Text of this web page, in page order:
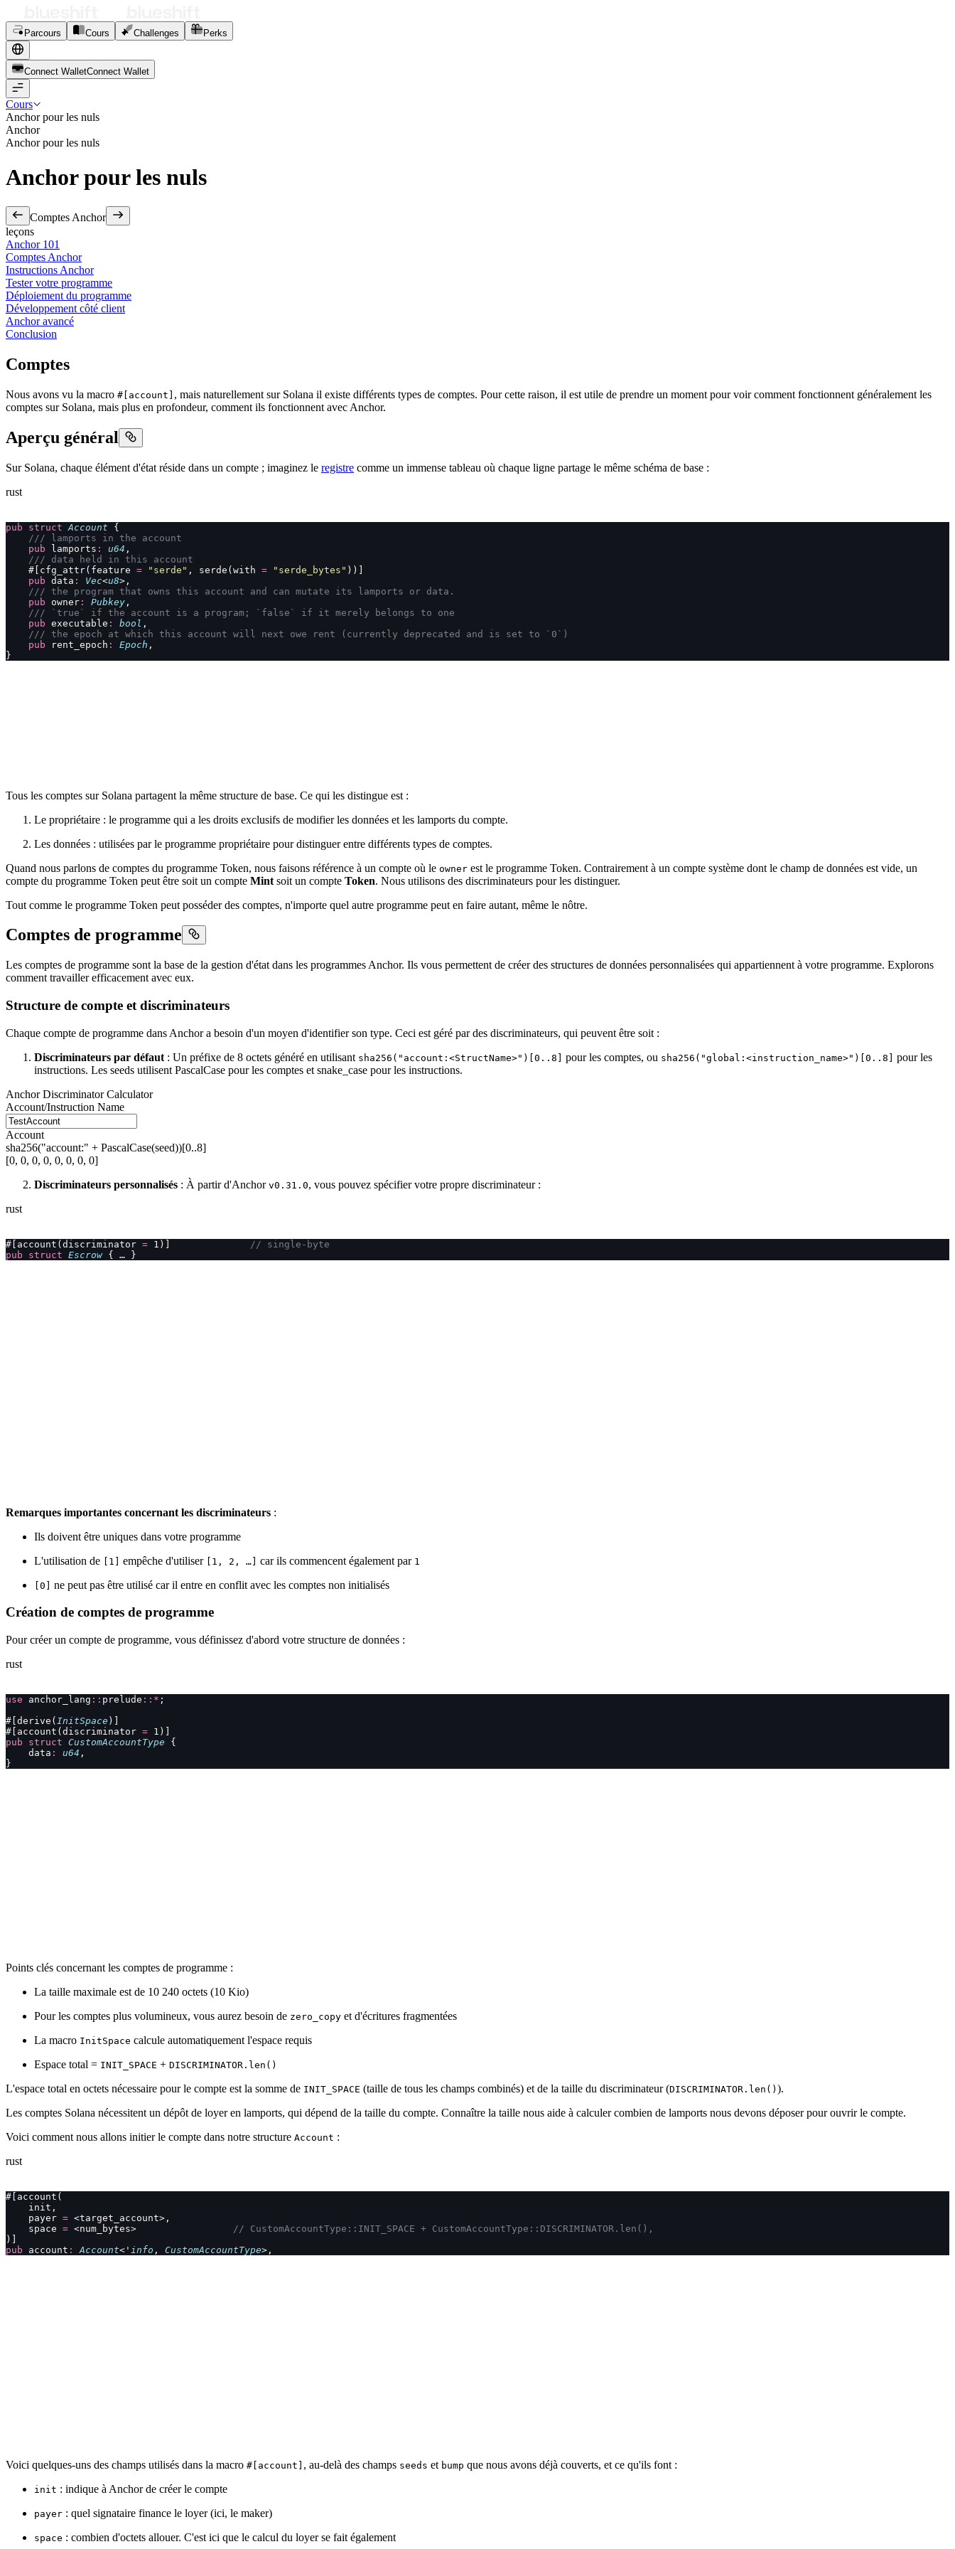
Parcours Cours Challenges Perks
Connect WalletConnect Wal et
Cours
Anchor pour les nuls
Anchor
Anchor pour les nuls
Anchor pour les nuls
Comptes Anchor
leçons
Anchor 101
Comptes Anchor
Instructions Anchor
Tester votre programme
Déploiement du programme
Développement côté client
Anchor avancé
Conclusion
Comptes
Nous avons vu la macro #[account] , mais naturellement sur Solana il existe différents types de comptes. Pour cette raison, il est utile de prendre un moment pour voir comment fonctionnent généralement les
comptes sur Solana, mais plus en profondeur, comment ils fonctionnent avec Anchor.
Aperçu général
Sur Solana, chaque élément d'état réside dans un compte ; imaginez le registre comme un immense tableau où chaque ligne partage le même schéma de base :
rust
pub struct Account {
    /// lamports in the account
    pub
lamports : u64 ,
    /// data held in this account
    #[cfg_attr(feature
= "serde" , serde(with = "serde_bytes" ))]
    pub
data : Vec<u8>,
    /// the program that owns this account and can mutate its lamports or data.
    pub
owner : Pubkey ,
    /// `true` if the account is a program; `false` if it merely belongs to one
    pub
executable : bool ,
    /// the epoch at which this account will next owe rent (currently deprecated and is set to `0`)
    pub
rent_epoch : Epoch ,
}
Tous les comptes sur Solana partagent la même structure de base. Ce qui les distingue est :
Le propriétaire : le programme qui a les droits exclusifs de modifier les données et les lamports du compte.
Les données : utilisées par le programme propriétaire pour distinguer entre différents types de comptes.
Quand nous parlons de comptes du programme Token, nous faisons référence à un compte où le owner est le programme Token. Contrairement à un compte système dont le champ de données est vide, un
compte du programme Token peut être soit un compte Mint soit un compte Token. Nous utilisons des discriminateurs pour les distinguer.
Tout comme le programme Token peut posséder des comptes, n'importe quel autre programme peut en faire autant, même le nôtre.
Comptes de programme
Les comptes de programme sont la base de la gestion d'état dans les programmes Anchor. Ils vous permettent de créer des structures de données personnalisées qui appartiennent à votre programme. Explorons
comment travailler efficacement avec eux.
Structure de compte et discriminateurs
Chaque compte de programme dans Anchor a besoin d'un moyen d'identifier son type. Ceci est géré par des discriminateurs, qui peuvent être soit :
Discriminateurs par défaut : Un préfixe de 8 octets généré en utilisant sha256("account:<StructName>")[0..8] pour les comptes, ou sha256("global:<instruction_name>")[0..8]
pour les
instructions. Les seeds utilisent PascalCase pour les comptes et snake_case pour les instructions.
Anchor Discriminator Calculator
Account/Instruction Name
Account
sha256("account:" + PascalCase(seed))[0..8]
[0, 0, 0, 0, 0, 0, 0, 0]
Discriminateurs personnalisés : À partir d'Anchor v0.31.0, vous pouvez spécifier votre propre discriminateur :
rust
#[account(discriminator = 1)]
// single-byte
pub struct Escrow { … }
Remarques importantes concernant les discriminateurs :
Ils doivent être uniques dans votre programme
L'utilisation de
[1] empêche d'utiliser [1, 2, …] car ils commencent également par 1
[0] ne peut pas être utilisé car il entre en conflit avec les comptes non initialisés
Création de comptes de programme
Pour créer un compte de programme, vous définissez d'abord votre structure de données :
rust
use anchor_lang :: prelude ::* ;
#[derive( InitSpace )]
#[account(discriminator = 1)]
pub struct CustomAccountType {
    data
: u64 ,
}
Points clés concernant les comptes de programme :
La taille maximale est de 10 240 octets (10 Kio)
Pour les comptes plus volumineux, vous aurez besoin de zero_copy et d'écritures fragmentées
La macro InitSpace calcule automatiquement l'espace requis
Espace total = INIT_SPACE + DISCRIMINATOR.len()
L'espace total en octets nécessaire pour le compte est la somme de INIT_SPACE (taille de tous les champs combinés) et de la taille du discriminateur (DISCRIMINATOR.len() ).
Les comptes Solana nécessitent un dépôt de loyer en lamports, qui dépend de la taille du compte. Connaître la taille nous aide à calculer combien de lamports nous devons déposer pour ouvrir le compte.
Voici comment nous allons initier le compte dans notre structure Account :
rust
#[account(
    init,
    payer
= <target_account>,
    space
= <num_bytes> // CustomAccountType::INIT_SPACE + CustomAccountType::DISCRIMINATOR.len(),
)]
pub account : Account<' info , CustomAccountType>,
Voici quelques-uns des champs utilisés dans la macro #[account] , au-delà des champs seeds et bump que nous avons déjà couverts, et ce qu'ils font :
init : indique à Anchor de créer le compte
payer : quel signataire finance le loyer (ici, le maker)
space : combien d'octets allouer. C'est ici que le calcul du loyer se fait également